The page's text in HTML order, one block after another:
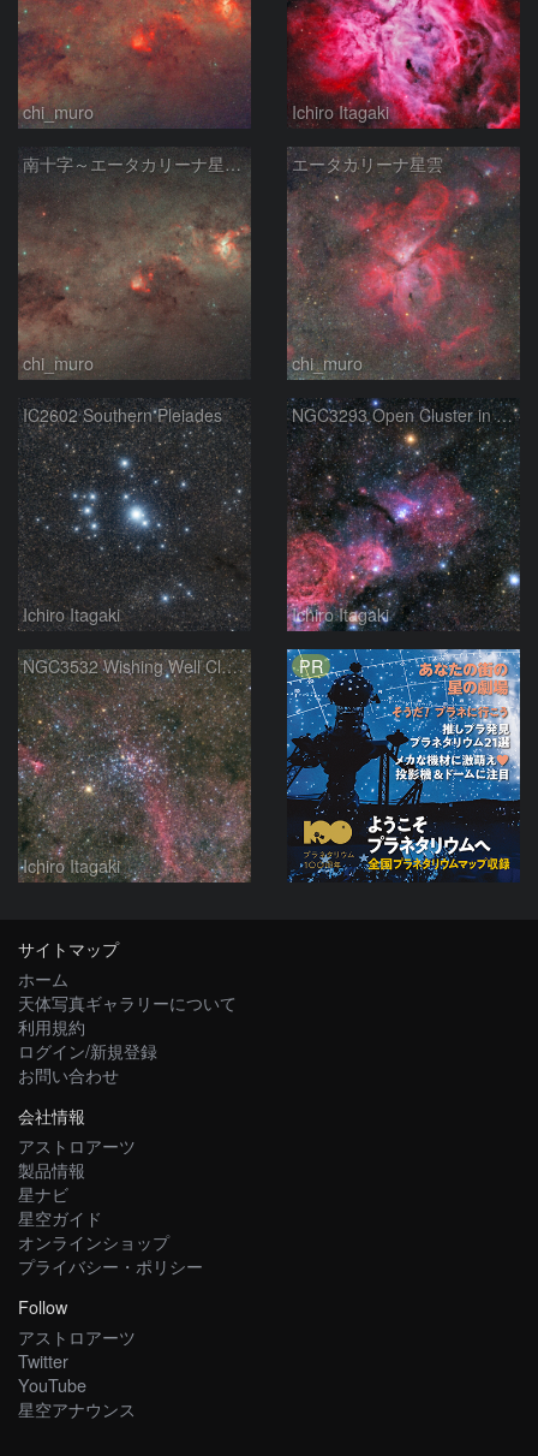
chi_muro Ichiro Itagaki
南十字～エータカリーナ星雲付近
chi_muro
エータカリーナ星雲
chi_muro
IC2602 Southern Pleiades
Ichiro Itagaki
NGC3293 Open Cluster in Carina
Ichiro Itagaki
NGC3532 Wishing Well Cluster
Ichiro Itagaki
PR
サイトマップ
ホーム
天体写真ギャラリーについて
利用規約
ログイン/新規登録
お問い合わせ
会社情報
アストロアーツ
製品情報
星ナビ
星空ガイド
オンラインショップ
プライバシー・ポリシー
Follow
アストロアーツ
Twitter
YouTube
星空アナウンス